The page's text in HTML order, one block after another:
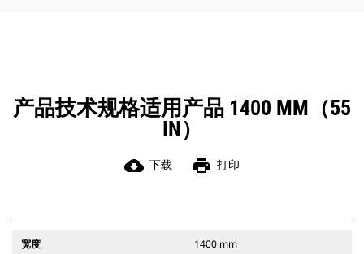
产品技术规格适用产品 1400 MM（55
IN）
cloud_download 下载 print 打印
宽度 1400 mm